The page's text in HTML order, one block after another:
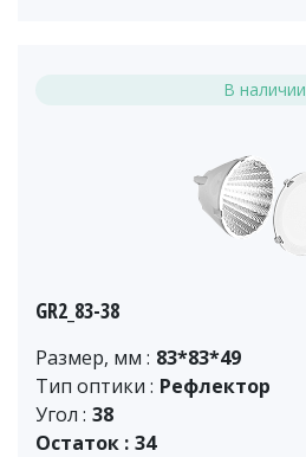
В наличии
GR2_83-38
Размер, мм : 83*83*49
Тип оптики : Рефлектор
Угол : 38
Остаток : 34